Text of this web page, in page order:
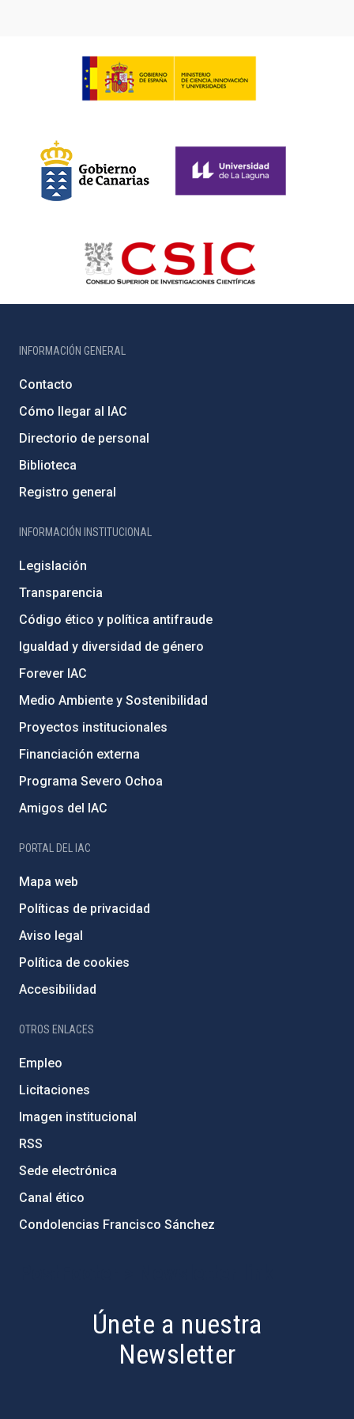
INFORMACIÓN GENERAL
Contacto
Cómo llegar al IAC
Directorio de personal
Biblioteca
Registro general
INFORMACIÓN INSTITUCIONAL
Legislación
Transparencia
Código ético y política antifraude
Igualdad y diversidad de género
Forever IAC
Medio Ambiente y Sostenibilidad
Proyectos institucionales
Financiación externa
Programa Severo Ochoa
Amigos del IAC
PORTAL DEL IAC
Mapa web
Políticas de privacidad
Aviso legal
Política de cookies
Accesibilidad
OTROS ENLACES
Empleo
Licitaciones
Imagen institucional
RSS
Sede electrónica
Canal ético
Condolencias Francisco Sánchez
Únete a nuestra
Newsletter